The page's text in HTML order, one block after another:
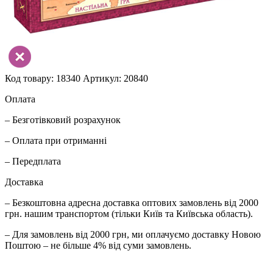
Код товару: 18340 Артикул: 20840
Оплата
– Безготівковий розрахунок
– Оплата при отриманні
– Передплата
Доставка
– Безкоштовна адресна доставка оптових замовлень від 2000
грн. нашим транспортом (тільки Київ та Київська область).
– Для замовлень від 2000 грн, ми оплачуємо доставку Новою
Поштою – не більше 4% від суми замовлень.